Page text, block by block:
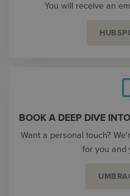
You will receive an
BOOK A DEEP DIVE
Want a personal touch?
for you and